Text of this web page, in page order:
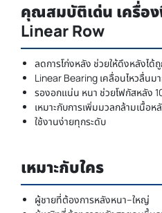
คุณสมบัติเด่น เครื่อ
Linear Row
ลดการโก่งหลัง ช่วยให้ดึงหลังได้
Linear Bearing เคลื่อนไหวลื่นม
รองอกแน่น หนา ช่วยโฟกัสหลัง
เหมาะกับการเพิ่มมวลกล้ามเนื้อห
ใช้งานง่ายทุกระดับ
เหมาะกับใคร
ผู้ชายที่ต้องการหลังหนา–ใหญ่